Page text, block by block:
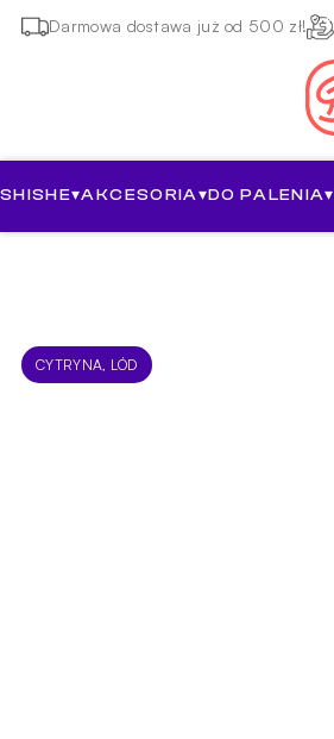
Darmowa dostawa już od 500 zł!
SHISHE▾AKCESORIA▾DO PALENIA▾
CYTRYNA, LÓD